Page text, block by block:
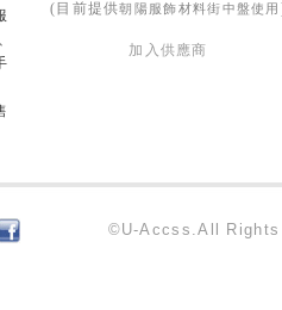
(目前提供朝陽服飾材料街中盤使用
加入供應商
©U-Accss.All Rights